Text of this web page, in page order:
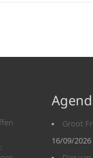
Groot
16/09/2026